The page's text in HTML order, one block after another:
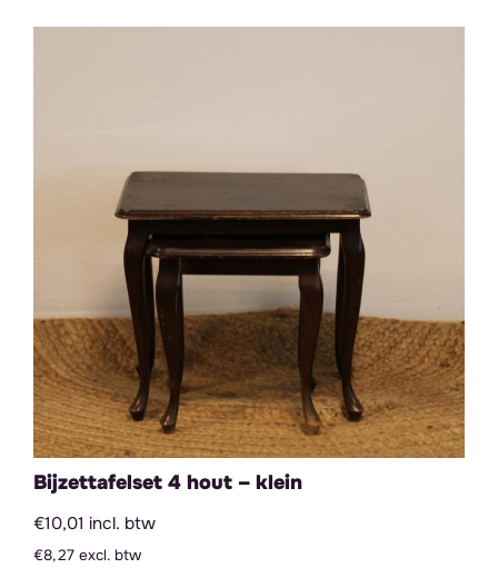
Bijzettafelset 4 hout – klein
€10,01 incl. btw
€8,27 excl. btw